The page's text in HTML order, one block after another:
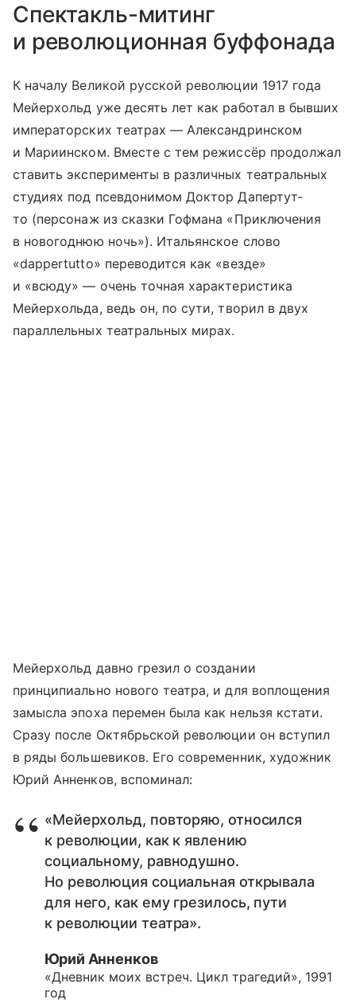
Спектакль-митинг
и революционная буффонада
К началу Великой русской революции 1917 года
Мейерхольд уже десять лет как работал в бывших
императорских театрах — Александринском
и Мариинском. Вместе с тем режиссёр продолжал
ставить эксперименты в различных театральных
студиях под псевдонимом Док­тор Да­пер­тут­
то (персонаж из сказки Гофмана «Приключения
в новогоднюю ночь»). Итальянское слово
«dappertutto» переводится как «везде»
и «всюду» — очень точная характеристика
Мейерхольда, ведь он, по сути, творил в двух
параллельных театральных мирах.
Мейерхольд давно грезил о создании
принципиально нового театра, и для воплощения
замысла эпоха перемен была как нельзя кстати.
Сразу после Октябрьской революции он вступил
в ряды большевиков. Его современник, художник
Юрий Анненков, вспоминал:
«Мейерхольд, повторяю, относился
к революции, как к явлению
социальному, равнодушно.
Но революция социальная открывала
для него, как ему грезилось, пути
к революции театра».
Юрий Анненков
«Дневник моих встреч. Цикл трагедий», 1991
год